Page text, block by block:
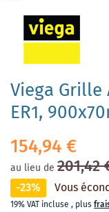
Viega Grille
ER1,
154,94 €
au lieu de 201,42
-23% Vous
19% VAT incluse , plus
images
gallery